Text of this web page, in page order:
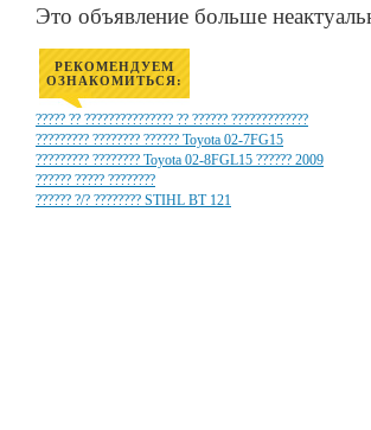
Это объявление больше
РЕКОМЕНДУЕМ
ОЗНАКОМИТЬСЯ:
????? ?? ??????????????? ?? ?????? ?????????????
????????? ???????? ?????? Toyota 02-7FG15
????????? ???????? Toyota 02-8FGL15 ?????? 2009
?????? ????? ????????
?????? ?/? ???????? STIHL BT 121